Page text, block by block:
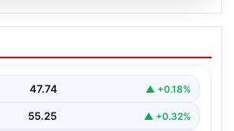
yamaç paraşütüyle
göçmen yaşamını
Yamaç Paraşütüyle
47.74 ▲ +0.18%
55.25 ▲ +0.32%